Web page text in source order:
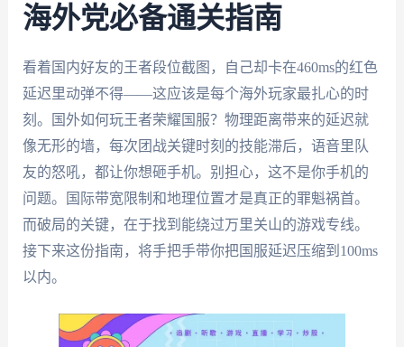
海外党必备通关指南
看着国内好友的王者段位截图，自己却卡在460ms的红色
延迟里动弹不得——这应该是每个海外玩家最扎心的时
刻。国外如何玩王者荣耀国服？物理距离带来的延迟就
像无形的墙，每次团战关键时刻的技能滞后，语音里队
友的怒吼，都让你想砸手机。别担心，这不是你手机的
问题。国际带宽限制和地理位置才是真正的罪魁祸首。
而破局的关键，在于找到能绕过万里关山的游戏专线。
接下来这份指南，将手把手带你把国服延迟压缩到100ms
以内。